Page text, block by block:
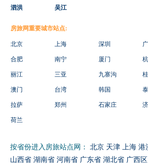
泗洪 吴江
房旅网重要城市站点:
北京 上海 深圳
合肥 南宁 厦门
丽江 三亚 九寨沟
澳门 台湾 韩国
拉萨 郑州 石家庄
荷兰
按省份进入房旅站点网： 北京 天津 上海 港
山西省 湖南省 河南省 广东省 湖北省 广西区